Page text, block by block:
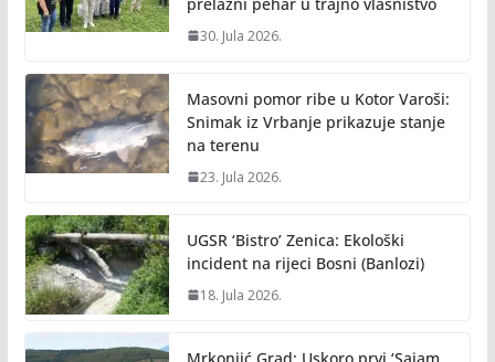
30. Jula 2026.
Masovni pomor ribe u Kotor Varoši:
Snimak iz Vrbanje prikazuje stanje
na terenu
23. Jula 2026.
UGSR ‘Bistro’ Zenica: Ekološki
incident na rijeci Bosni (Banlozi)
18. Jula 2026.
Mrkonjić Grad: Uskoro prvi ‘Sajam